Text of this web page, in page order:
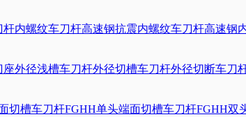
杆内螺纹车刀杆高速钢抗震内螺纹车刀杆高速钢
座外径浅槽车刀杆外径切槽车刀杆外径切断车刀
切槽车刀杆FGHH单头端面切槽车刀杆FGHH双